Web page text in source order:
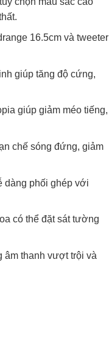
16.5cm và tweeter
giúp tăng độ cứng,
giúp giảm méo tiếng,
chế sóng đứng, giảm
dàng phối ghép với
có thể đặt sát tường
âm thanh vượt trội và